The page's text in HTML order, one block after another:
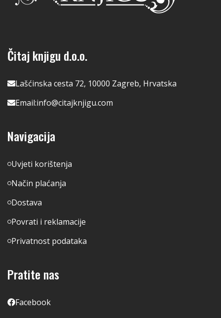
Čitaj knjigu d.o.o.
Lašćinska cesta 72, 10000 Zagreb, Hrvatska
Email:info@citajknjigu.com
Navigacija
Uvjeti korištenja
Način plaćanja
Dostava
Povrati i reklamacije
Privatnost podataka
Pratite nas
Facebook